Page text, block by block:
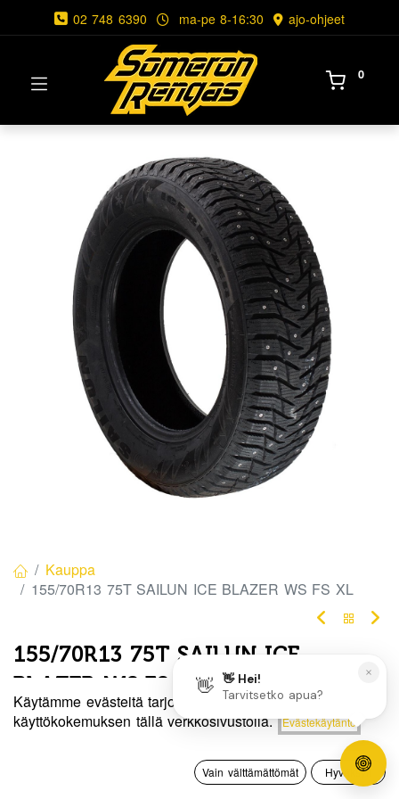
Hinta:
Lisää ostoskoriin
0
Toivelista Tili
02 748 6390 ma-pe 8-16:30 ajo-ohjeet
0
Kauppa
155/70R13 75T SAILUN ICE BLAZER WS FS XL
155/70R13 75T SAILUN ICE
BLAZER WS FS XL
EAN:6959655424478 Tuotekoodi:271105
Käytämme evästeitä tarjotaksemme sinulle paremman
käyttökokemuksen tällä verkkosivustolla.
Evästekäytäntö
Vain välttämättömät Hyväksyn